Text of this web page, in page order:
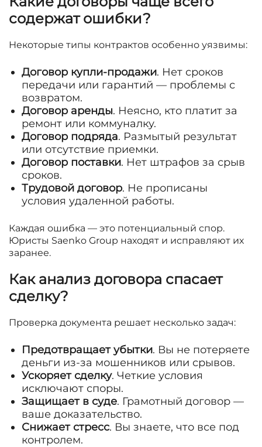
содержат ошибки?
Некоторые типы контрактов особенно уязвимы:
Договор купли-продажи. Нет сроков
передачи или гарантий — проблемы с
возвратом.
Договор аренды. Неясно, кто платит за
ремонт или коммуналку.
Договор подряда. Размытый результат
или отсутствие приемки.
Договор поставки. Нет штрафов за срыв
сроков.
Трудовой договор. Не прописаны
условия удаленной работы.
Каждая ошибка — это потенциальный спор.
Юристы Saenko Group находят и исправляют их
заранее.
Как анализ договора спасает
сделку?
Проверка документа решает несколько задач:
Предотвращает убытки. Вы не потеряете
деньги из-за мошенников или срывов.
Ускоряет сделку. Четкие условия
исключают споры.
Защищает в суде. Грамотный договор —
ваше доказательство.
Снижает стресс. Вы знаете, что все под
контролем.